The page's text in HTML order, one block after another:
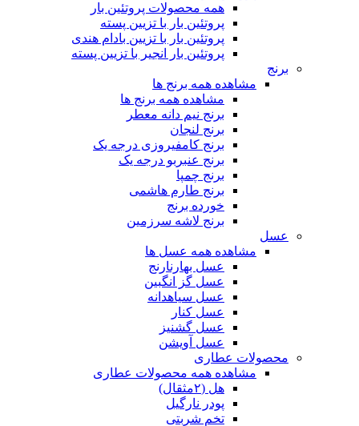
همه محصولات پروتئین بار
پروتئین بار با تزیین پسته
پروتئین بار با تزیین بادام هندی
پروتئین بار انجیر با تزیین پسته
برنج
مشاهده همه برنج ها
مشاهده همه برنج ها
برنج نیم دانه معطر
برنج لنجان
برنج کامفیروزی درجه یک
برنج عنبربو درجه یک
برنج چمپا
برنج طارم هاشمی
خورده برنج
برنج لاشه سرزمین
عسل
مشاهده همه عسل ها
عسل بهارنارنج
عسل گز انگبین
عسل سیاهدانه
عسل کنار
عسل گشنیز
عسل آویشن
محصولات عطاری
مشاهده همه محصولات عطاری
هل (۲مثقال)
پودر نارگیل
تخم شربتی